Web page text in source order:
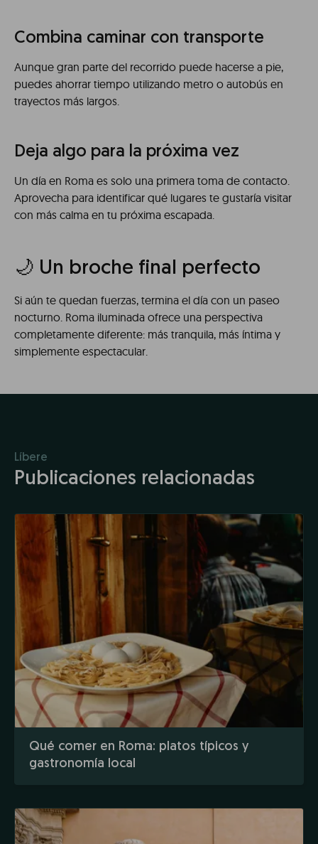
Combina caminar con transporte
Aunque gran parte del recorrido puede hacerse a pie,
puedes ahorrar tiempo utilizando metro o autobús en
trayectos más largos.
Deja algo para la próxima vez
Un día en Roma es solo una primera toma de contacto.
Aprovecha para identificar qué lugares te gustaría visitar
con más calma en tu próxima escapada.
🌙 Un broche final perfecto
Si aún te quedan fuerzas, termina el día con un paseo
nocturno. Roma iluminada ofrece una perspectiva
completamente diferente: más tranquila, más íntima y
simplemente espectacular.
Líbere
Publicaciones relacionadas
Qué comer en Roma: platos típicos y
gastronomía local